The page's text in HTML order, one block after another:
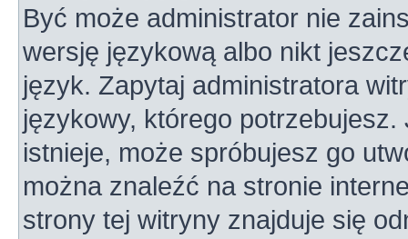
Być może administrator nie
wersję językową albo nikt
język. Zapytaj administratora
językowy, którego
istnieje, może spróbujesz go
można znaleźć na stronie
strony tej witryny znajduje się